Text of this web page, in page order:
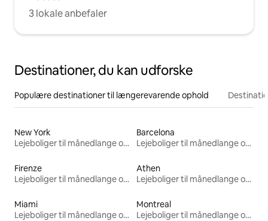
3 lokale anbefaler
Destinationer, du kan udforske
Populære destinationer til længerevarende ophold
New York
Lejeboliger til månedlange ophold
Barcelona
Lejeboliger til månedlange ophold
Firenze
Lejeboliger til månedlange ophold
Athen
Lejeboliger til månedlange ophold
Miami
Lejeboliger til månedlange ophold
Montreal
Lejeboliger til månedlange ophold